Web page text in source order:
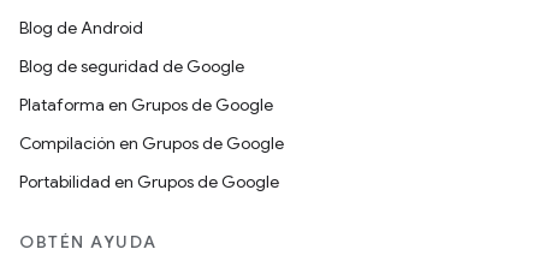
Blog de Android
Blog de seguridad de Google
Plataforma en Grupos de Google
Compilación en Grupos de Google
Portabilidad en Grupos de Google
OBTÉN AYUDA